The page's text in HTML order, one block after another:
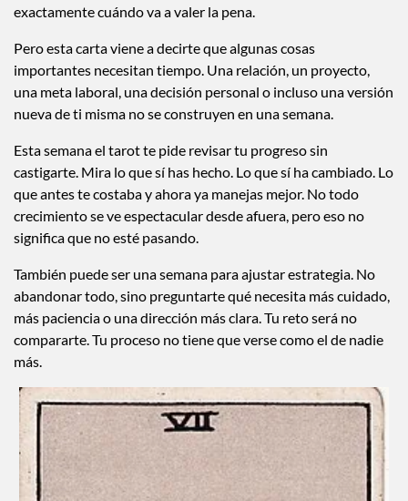
exactamente cuándo va a valer la pena.
Pero esta carta viene a decirte que algunas cosas
importantes necesitan tiempo. Una relación, un proyecto,
una meta laboral, una decisión personal o incluso una versión
nueva de ti misma no se construyen en una semana.
Esta semana el tarot te pide revisar tu progreso sin
castigarte. Mira lo que sí has hecho. Lo que sí ha cambiado. Lo
que antes te costaba y ahora ya manejas mejor. No todo
crecimiento se ve espectacular desde afuera, pero eso no
significa que no esté pasando.
También puede ser una semana para ajustar estrategia. No
abandonar todo, sino preguntarte qué necesita más cuidado,
más paciencia o una dirección más clara. Tu reto será no
compararte. Tu proceso no tiene que verse como el de nadie
más.